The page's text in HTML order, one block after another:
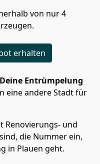
von nur 4
erhalten
Deine Entrümpelung
eine andere Stadt für
Renovierungs- und
die Nummer ein,
in Plauen geht.